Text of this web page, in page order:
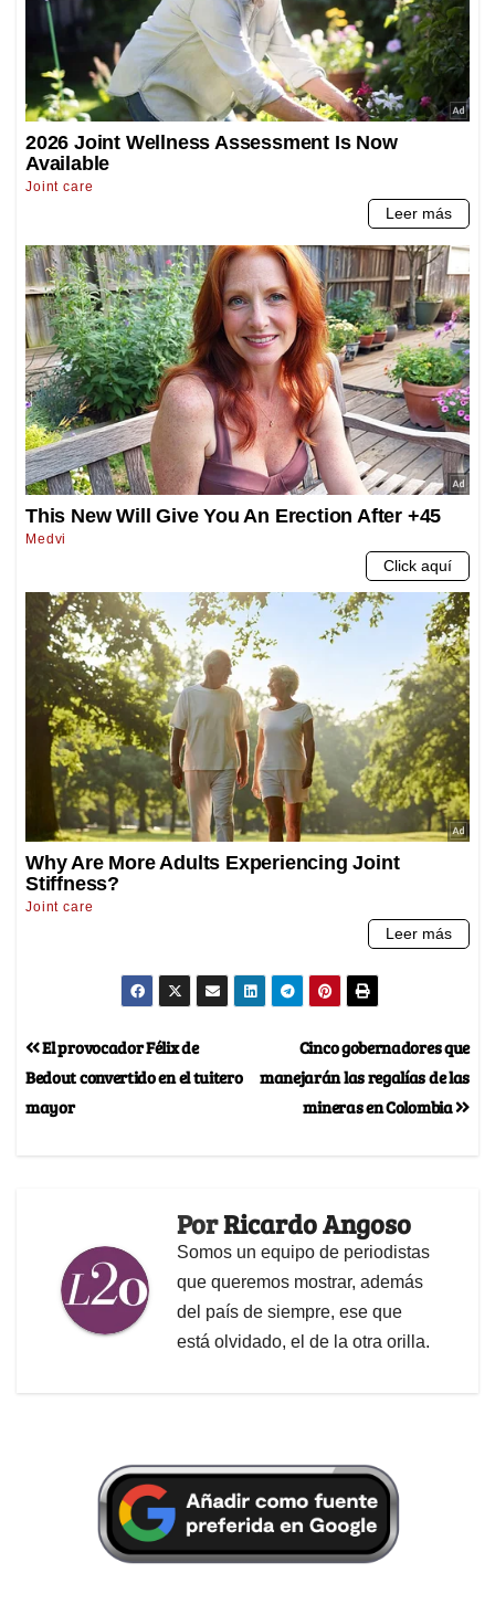
Cinco gobernadores que
manejarán las regalías de las
mineras en Colombia
El provocador Félix de
Bedout convertido en el tuitero
mayor
PorRicardo Angoso
Somos un equipo de periodistas
que queremos mostrar, además
del país de siempre, ese que
está olvidado, el de la otra orilla.